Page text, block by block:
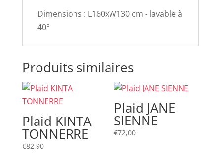
Dimensions : L160xW130 cm - lavable à
40°
Produits similaires
Plaid KINTA
TONNERRE
€82,90
Plaid JANE
SIENNE
€72,00